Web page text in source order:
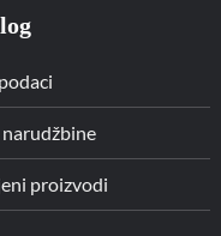
proizvodi